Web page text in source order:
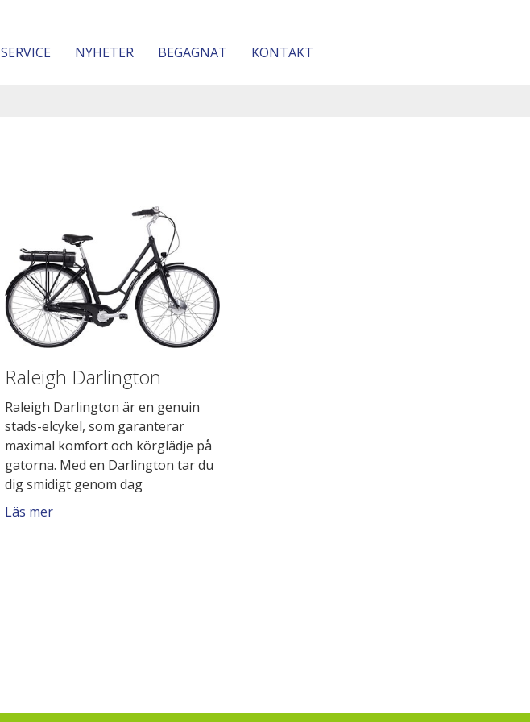
SERVICE NYHETER BEGAGNAT KONTAKT
Raleigh Darlington
Raleigh Darlington är en genuin
stads-elcykel, som garanterar
maximal komfort och körglädje på
gatorna. Med en Darlington tar du
dig smidigt genom dag
Läs mer